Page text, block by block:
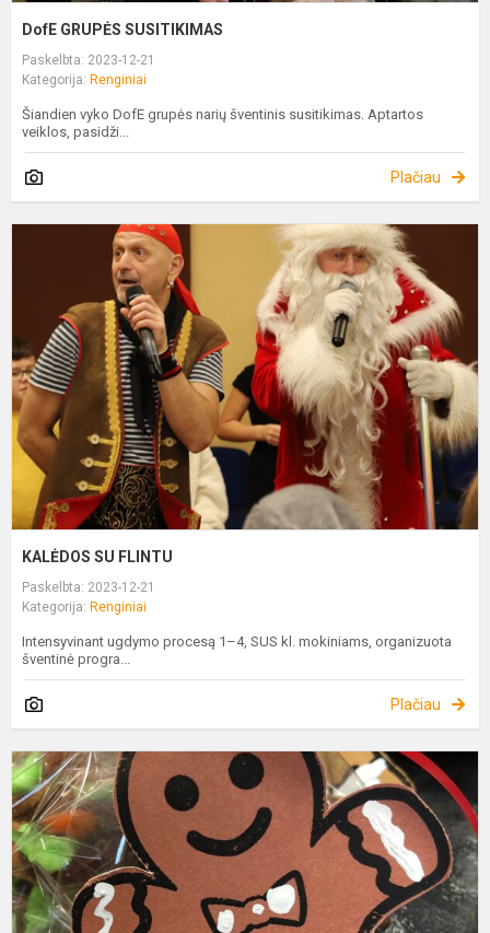
DofE GRUPĖS SUSITIKIMAS
Paskelbta: 2023-12-21
Kategorija: Renginiai
Šiandien vyko DofE grupės narių šventinis susitikimas. Aptartos
veiklos, pasidži...
Plačiau
KALĖDOS SU FLINTU
Paskelbta: 2023-12-21
Kategorija: Renginiai
Intensyvinant ugdymo procesą 1–4, SUS kl. mokiniams, organizuota
šventinė progra...
Plačiau